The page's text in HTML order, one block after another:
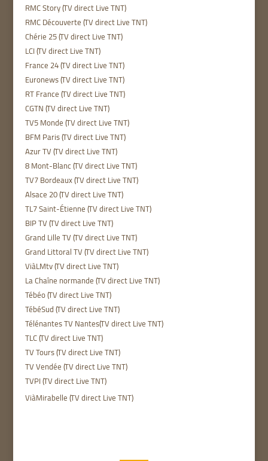
RMC Story (TV direct Live TNT)
RMC Découverte (TV direct Live TNT)
Chérie 25 (TV direct Live TNT)
LCI (TV direct Live TNT)
France 24 (TV direct Live TNT)
Euronews (TV direct Live TNT)
RT France (TV direct Live TNT)
CGTN (TV direct Live TNT)
TV5 Monde (TV direct Live TNT)
BFM Paris (TV direct Live TNT)
Azur TV (TV direct Live TNT)
8 Mont-Blanc (TV direct Live TNT)
TV7 Bordeaux (TV direct Live TNT)
Alsace 20 (TV direct Live TNT)
TL7 Saint-Étienne (TV direct Live TNT)
BIP TV (TV direct Live TNT)
Grand Lille TV (TV direct Live TNT)
Grand Littoral TV (TV direct Live TNT)
ViàLMtv (TV direct Live TNT)
La Chaîne normande (TV direct Live TNT)
Tébéo (TV direct Live TNT)
TébéSud (TV direct Live TNT)
Télénantes TV Nantes(TV direct Live TNT)
TLC (TV direct Live TNT)
TV Tours (TV direct Live TNT)
TV Vendée (TV direct Live TNT)
TVPI (TV direct Live TNT)
ViàMirabelle (TV direct Live TNT)